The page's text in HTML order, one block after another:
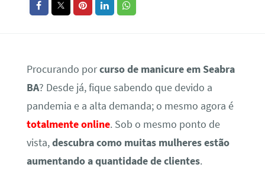
Procurando porcurso de manicure em Seabra
BA? Desde já, fique sabendo que devido a
pandemia e a alta demanda; o mesmo agora é
totalmente online. Sob o mesmo ponto de
vista,descubra como muitas mulheres estão
aumentando a quantidade de clientes.